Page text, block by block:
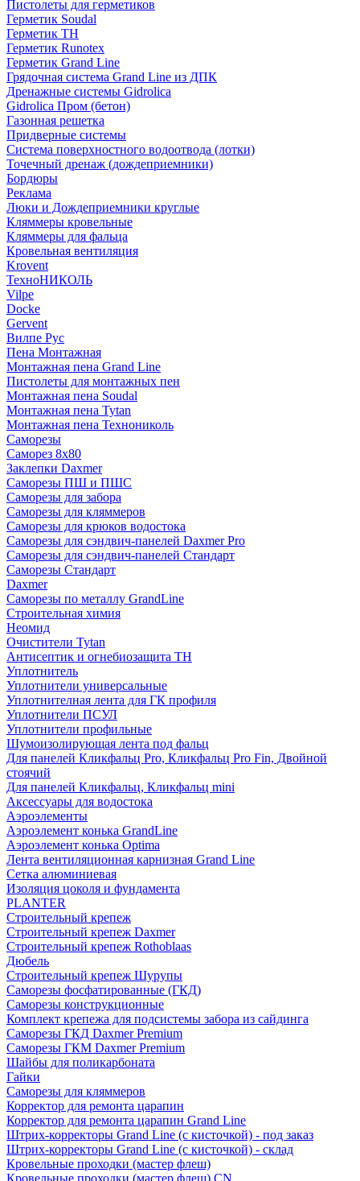
Пистолеты для герметиков
Герметик Soudal
Герметик ТН
Герметик Runotex
Герметик Grand Line
Грядочная система Grand Line из ДПК
Дренажные системы Gidrolica
Gidrolica Пром (бетон)
Газонная решетка
Придверные системы
Система поверхностного водоотвода (лотки)
Точечный дренаж (дождеприемники)
Бордюры
Рекламa
Люки и Дождеприемники круглые
Кляммеры кровельные
Кляммеры для фальца
Кровельная вентиляция
Krovent
ТехноНИКОЛЬ
Vilpe
Docke
Gervent
Вилпе Рус
Пена Монтажнaя
Монтажная пена Grand Linе
Пистолеты для монтажных пен
Монтажная пена Soudal
Монтажная пена Tytan
Монтажная пена Технониколь
Саморезы
Саморез 8х80
Заклепки Daxmer
Саморезы ПШ и ПШС
Саморезы для забора
Саморезы для кляммеров
Саморезы для крюков водостока
Саморезы для сэндвич-панелей Daxmer Pro
Саморезы для сэндвич-панелей Стандарт
Саморезы Стандарт
Daxmer
Саморезы по металлу GrandLine
Строительная химия
Неомид
Очистители Tytan
Антисептик и огнебиозащита ТН
Уплотнитель
Уплотнители универсальные
Уплотнителная лента для ГК профиля
Уплотнители ПСУЛ
Уплотнители профильные
Шумоизолирующая лента под фальц
Для панелей Кликфальц Pro, Кликфальц Pro Fin, Двойной
стоячий
Для панелей Кликфальц, Кликфальц mini
Аксессуары для водостока
Аэроэлементы
Аэроэлемент конька GrandLine
Аэроэлемент конька Optima
Лента вентиляционная карнизная Grand Line
Сетка алюминиевая
Изоляция цоколя и фундамента
PLANTER
Строительный крепеж
Строительный крепеж Daxmer
Строительный крепеж Rothoblaas
Дюбель
Строительный крепеж Шурупы
Саморeзы фосфатированные (ГКД)
Саморезы конструкционные
Комплект крепежа для подсистемы забора из сайдинга
Саморезы ГКД Daxmer Premium
Саморезы ГКМ Daxmer Premium
Шайбы для поликарбоната
Гайки
Саморезы для кляммеров
Корректор для ремонта царапин
Корректор для ремонта царапин Grand Line
Штрих-корректоры Grand Line (с кисточкой) - под заказ
Штрих-корректоры Grand Line (с кисточкой) - склад
Кровельные проходки (мастер флеш)
Кровельные проходки (мастер флеш) CN